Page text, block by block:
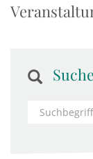
Suche